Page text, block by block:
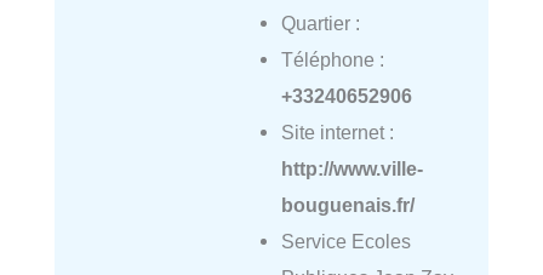
Quartier :
Téléphone :
+33240652906
Site internet :
http://www.ville-
bouguenais.fr/
Service Ecoles